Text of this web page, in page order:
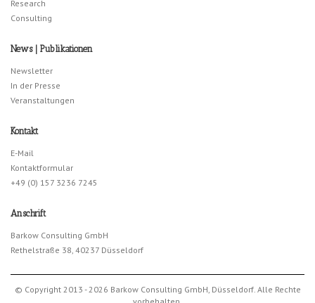
Research
Consulting
News | Publikationen
Newsletter
In der Presse
Veranstaltungen
Kontakt
E-Mail
Kontaktformular
+49 (0) 157 3236 7245
Anschrift
Barkow Consulting GmbH
Rethelstraße 38, 40237 Düsseldorf
© Copyright 2013 - 2026 Barkow Consulting GmbH, Düsseldorf. Alle Rechte